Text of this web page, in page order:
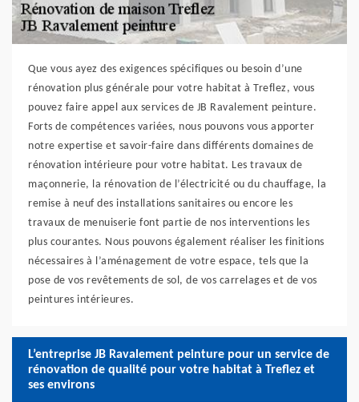
Que vous ayez des exigences spécifiques ou besoin d’une
rénovation plus générale pour votre habitat à Treflez, vous
pouvez faire appel aux services de JB Ravalement peinture.
Forts de compétences variées, nous pouvons vous apporter
notre expertise et savoir-faire dans différents domaines de
rénovation intérieure pour votre habitat. Les travaux de
maçonnerie, la rénovation de l’électricité ou du chauffage, la
remise à neuf des installations sanitaires ou encore les
travaux de menuiserie font partie de nos interventions les
plus courantes. Nous pouvons également réaliser les finitions
nécessaires à l’aménagement de votre espace, tels que la
pose de vos revêtements de sol, de vos carrelages et de vos
peintures intérieures.
L’entreprise JB Ravalement peinture pour un service de
rénovation de qualité pour votre habitat à Treflez et
ses environs